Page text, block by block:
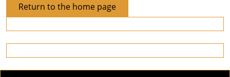
Return to the home pageReturn
to
the
home
page